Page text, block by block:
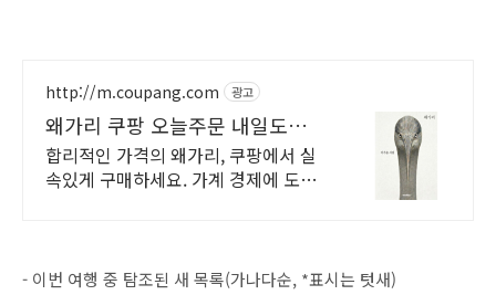
http://m.coupang.com 광고
왜가리 쿠팡 오늘주문 내일도착
로켓배송
합리적인 가격의 왜가리, 쿠팡에서 실
속있게 구매하세요. 가계 경제에 도움
- 이번 여행 중 탐조된 새 목록(가나다순, *표시는 텃새)